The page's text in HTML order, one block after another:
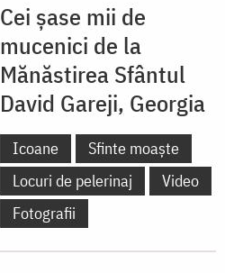
Cei șase mii de
mucenici de la
Mănăstirea Sfântul
David Gareji, Georgia
Icoane
Sfinte moaște
Locuri de pelerinaj
Video
Fotografii